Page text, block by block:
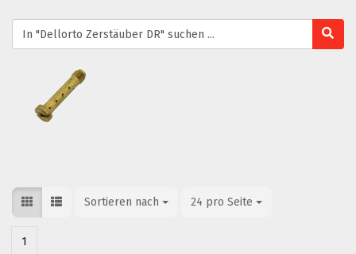
Sortieren nach
Sortieren nach 24 pro Seite
pro Seite
1